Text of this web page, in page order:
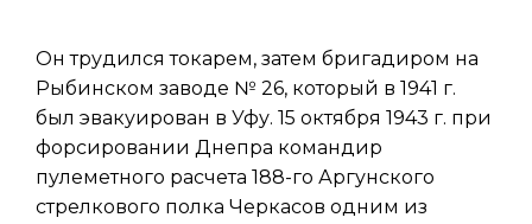
Он трудился токарем, затем бригадиром на
Рыбинском заводе № 26, который в 1941 г.
был эвакуирован в Уфу. 15 октября 1943 г. при
форсировании Днепра командир
пулеметного расчета 188-го Аргунского
стрелкового полка Черкасов одним из